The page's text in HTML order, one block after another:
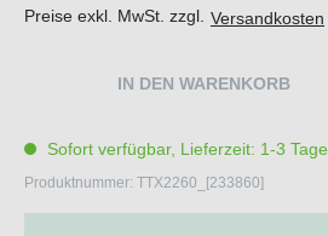
Preise exkl. MwSt. zzgl. Versandkosten
IN DEN WARENKORB
Sofort verfügbar, Lieferzeit: 1-3 Tage
Produktnummer: TTX2260_[233860]